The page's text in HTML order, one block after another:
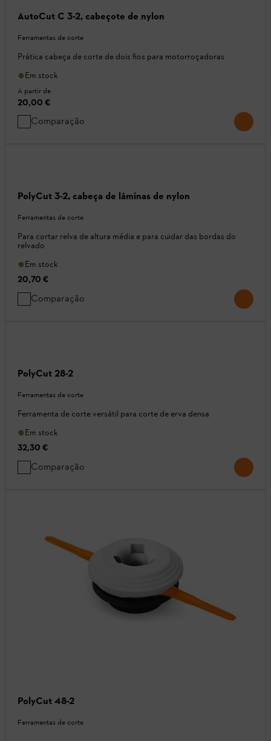
AutoCut C 3-2, cabeçote de nylon
Ferramentas de corte
Prática cabeça de corte de dois fios para motorroçadoras
Em stock
A partir de
20,00 €
Comparação
PolyCut 3-2, cabeça de lâminas de nylon
Ferramentas de corte
Para cortar relva de altura média e para cuidar das bordas do
relvado
Em stock
20,70 €
Comparação
PolyCut 28-2
Ferramentas de corte
Ferramenta de corte versátil para corte de erva densa
Em stock
32,30 €
Comparação
PolyCut 48-2
Ferramentas de corte